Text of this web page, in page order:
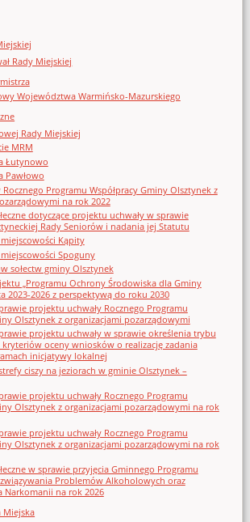
Rady Miejskiej
Województwa Warmińsko-Mazurskiego
Rady Miejskiej
MRM
Łutynowo
Pawłowo
Rocznego Programu Współpracy Gminy Olsztynek z
na rok 2022
dotyczące projektu uchwały w sprawie
Rady Seniorów i nadania jej Statutu
Kąpity
Spoguny
sołectw gminy Olsztynek
„Programu Ochrony Środowiska dla Gminy
2023-2026 z perspektywą do roku 2030
projektu uchwały Rocznego Programu
Olsztynek z organizacjami pozarządowymi
projektu uchwały w sprawie określenia trybu
kryteriów oceny wniosków o realizację zadania
inicjatywy lokalnej
ciszy na jeziorach w gminie Olsztynek –
projektu uchwały Rocznego Programu
Olsztynek z organizacjami pozarządowymi na rok
projektu uchwały Rocznego Programu
Olsztynek z organizacjami pozarządowymi na rok
w sprawie przyjęcia Gminnego Programu
Problemów Alkoholowych oraz
Narkomanii na rok 2026
Miejska